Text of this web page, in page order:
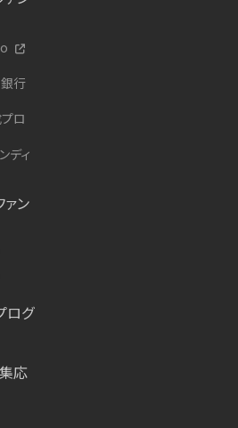
行
ロ
ディ
ン
ログ
応